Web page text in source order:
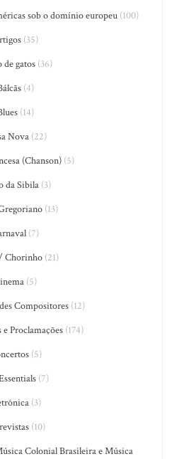
sob o domínio europeu(100)
(35)
de gatos (36)
(4)
(14)
Nova (22)
(Chanson)(5)
da Sibila(3)
(13)
(7)
Chorinho (21)
(5)
Compositores(12)
Proclamações(174)
(5)
(7)
(3)
(10)
Colonial Brasileira e Música